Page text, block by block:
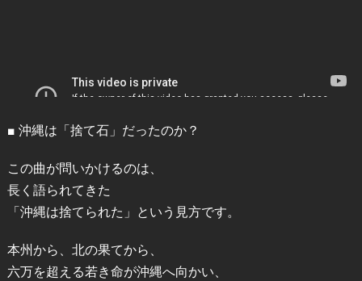
■ 沖縄は「捨て石」だったのか？
この曲が問いかけるのは、
長く語られてきた
「沖縄は捨てられた」という見方です。
本州から、北の果てから、
六万を超える若き命が沖縄へ向かい、